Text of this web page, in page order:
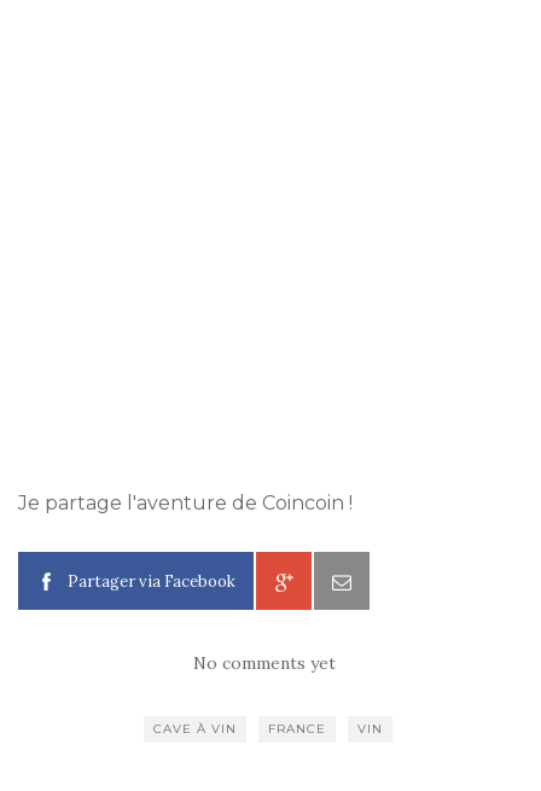
Je partage l'aventure de Coincoin !
Partager via Facebook
No comments yet
CAVE À VIN FRANCE VIN